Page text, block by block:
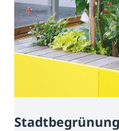
Stadtbegrünung